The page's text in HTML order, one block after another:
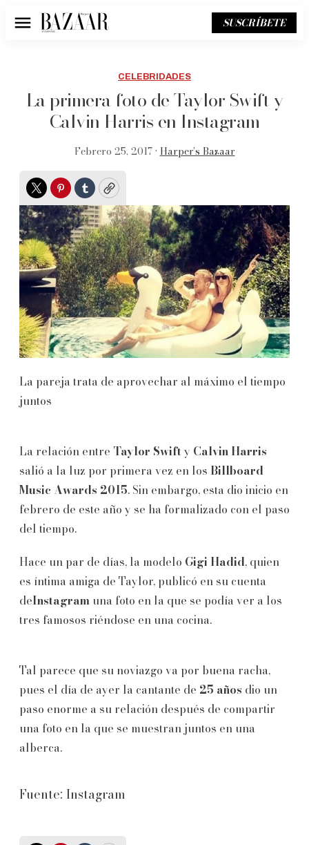
Menú SUSCRÍBETE
CELEBRIDADES
La primera foto de Taylor Swift y
Calvin Harris en Instagram
Febrero 25, 2017 • Harper’s Bazaar
TwitterPinterest
TumblrCopy
La pareja trata de aprovechar al máximo el tiempo
juntos
La relación entre Taylor Swifty Calvin Harris
salió a la luz por primera vez en los Billboard
Music Awards 2015. Sin embargo, esta dio inicio en
febrero de este año y se ha formalizado con el paso
del tiempo.
Hace un par de días, la modelo Gigi Hadid, quien
es íntima amiga de Taylor, publicó en su cuenta
deInstagram una foto en la que se podía ver a los
tres famosos riéndose en una cocina.
Tal parece que su noviazgo va por buena racha,
pues el día de ayer la cantante de 25 años dio un
paso enorme a su relación después de compartir
una foto en la que se muestran juntos en una
alberca.
Fuente: Instagram